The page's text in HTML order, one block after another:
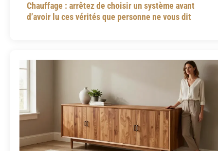
Chauffage : arrêtez de choisir un système avant
d’avoir lu ces vérités que personne ne vous dit